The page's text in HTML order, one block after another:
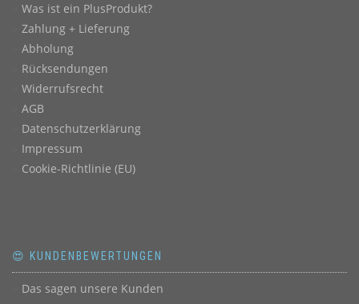
Was ist ein PlusProdukt?
Zahlung + Lieferung
Abholung
Rücksendungen
Widerrufsrecht
AGB
Datenschutzerklärung
Impressum
Cookie-Richtlinie (EU)
😍 KUNDENBEWERTUNGEN
Das sagen unsere Kunden